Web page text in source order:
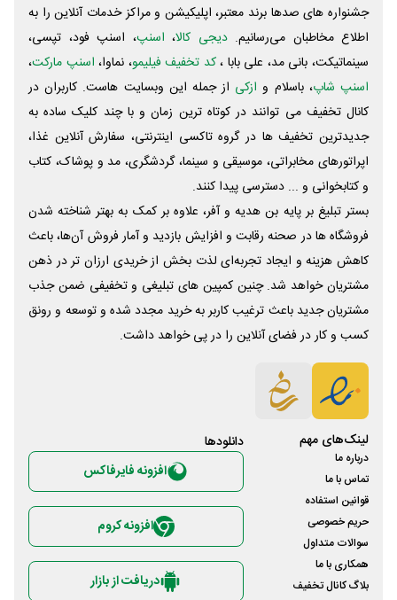
جشنواره های صدها برند معتبر، اپلیکیشن و مراکز خدمات آنلاین را به
اطلاع مخاطبان می‌رسانیم. دیجی کالا، اسنپ، اسنپ فود، تپسی،
سینماتیکت، بانی مد، علی‌ بابا ،کد تخفیف فیلیمو، نماوا، اسنپ مارکت،
اسنپ شاپ، باسلام و ازکی از جمله این وبسایت ‌هاست. کاربران در
کانال تخفیف می توانند در کوتاه ترین زمان و با چند کلیک ساده به
جدیدترین تخفیف ها در گروه تاکسی اینترنتی، سفارش آنلاین غذا،
اپراتورهای مخابراتی، موسیقی و سینما، گردشگری، مد و پوشاک، کتاب
و کتابخوانی و ... دسترسی پیدا کنند.
بستر تبلیغ بر پایه بن هدیه و آفر، علاوه بر کمک به بهتر شناخته شدن
فروشگاه ها در صحنه رقابت و افزایش بازدید و آمار فروش آن‌ها، باعث
کاهش هزینه و ایجاد تجربه‌ای لذت بخش از خریدی ارزان تر در ذهن
مشتریان خواهد شد. چنین کمپین های تبلیغی و تخفیفی ضمن جذب
مشتریان جدید باعث ترغیب کاربر به خرید مجدد شده و توسعه و رونق
کسب و کار در فضای آنلاین را در پی خواهد داشت.
لینک‌های مهم
درباره ما
تماس با ما
قوانین استفاده
حریم خصوصی
سوالات متداول
همکاری با ما
بلاگ کانال تخفیف
دانلود‌ها
افزونه فایرفاکس
افزونه کروم
دریافت از بازار